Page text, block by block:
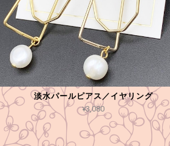
淡水パールピアス／イヤリング
¥3,080